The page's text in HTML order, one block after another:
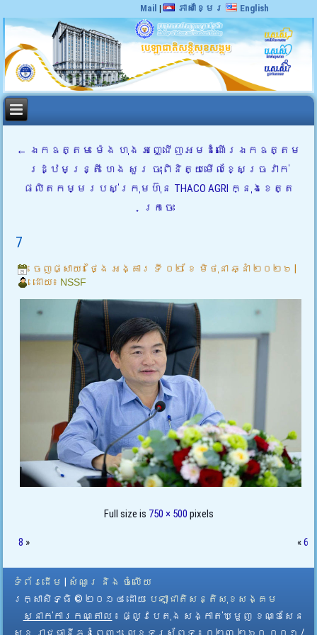
Mail | ភាសាខ្មែរ English
← ឯកឧត្តម ម៉េង ហុង អញ្ជើញអមដំណើរឯកឧត្តម
រដ្ឋមន្ត្រី ហេង សួរ ចុះពិនិត្យមើលខ្សែច្រវាក់
ផលិតកម្មរបស់ក្រុមហ៊ុន THACO AGRI ក្នុងខេត្ត
ក្រចេះ
7
ចេញផ្សាយ៖ ថ្ងៃ អង្គារ ទី ០២ ខែ មិថុនា ឆ្នាំ ២០២៦
ដោយ៖ NSSF
Full size is 750 × 500 pixels
8 » «6
ទំព័រដើម
សំណួរ និង ចំលើយ
រក្សាសិទ្ធិ © ២០១៤ ដោយ​ បេឡាជាតិសន្តិសុខសង្គម
ស្នាក់ការកណ្តាល ៖ ផ្លូវបេតុង សង្កាត់ឃ្មួញ ខណ្ឌសែន
សុខ រាជធានីភ្នំពេញ។ លេខទូរស័ព្ទ ៖ ០២៣ ២៦០ ០០១ /